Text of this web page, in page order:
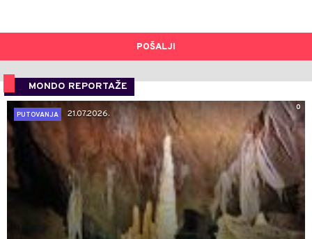
POŠALJI
MONDO REPORTAŽE
0
PUTOVANJA
21.07.2026.